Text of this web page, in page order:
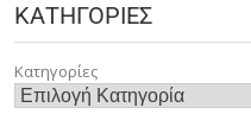
ΚΑΤΗΓΟΡΊΕΣ
Κατηγορίες